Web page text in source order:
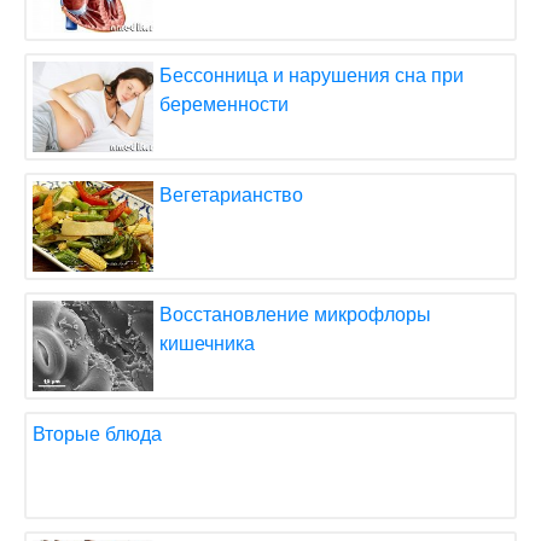
Бессонница и нарушения сна при
беременности
Вегетарианство
Восстановление микрофлоры
кишечника
Вторые блюда